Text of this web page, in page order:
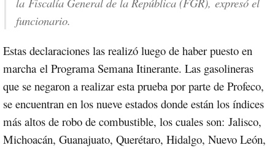
funcionario.
Estas declaraciones las realizó luego de haber puesto en
marcha el Programa Semana Itinerante. Las gasolineras
que se negaron a realizar esta prueba por parte de Profeco,
se encuentran en los nueve estados donde están los índices
más altos de robo de combustible, los cuales son: Jalisco,
Michoacán, Guanajuato, Querétaro, Hidalgo, Nuevo León,